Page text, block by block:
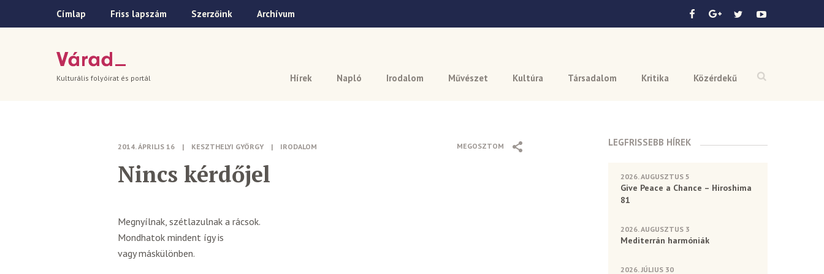
Címlap Friss lapszám Szerzőink Archívum
Hírek Napló Irodalom Művészet Kultúra Társadalom Kritika Közérdekű
Kulturális folyóirat és portál
MEGOSZTOM
2014. ÁPRILIS 16 | KESZTHELYI GYÖRGY | IRODALOM
Nincs kérdőjel
Megnyílnak, szétlazulnak a rácsok.
Mondhatok mindent így is
vagy máskülönben.
LEGFRISSEBB HÍREK
2026. AUGUSZTUS 5
Give Peace a Chance – Hiroshima
81
2026. AUGUSZTUS 3
Mediterrán harmóniák
2026. JÚLIUS 30